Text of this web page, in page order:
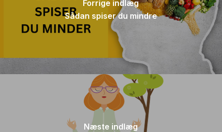
Forrige indlæg
Sådan spiser du mindre
Næste indlæg